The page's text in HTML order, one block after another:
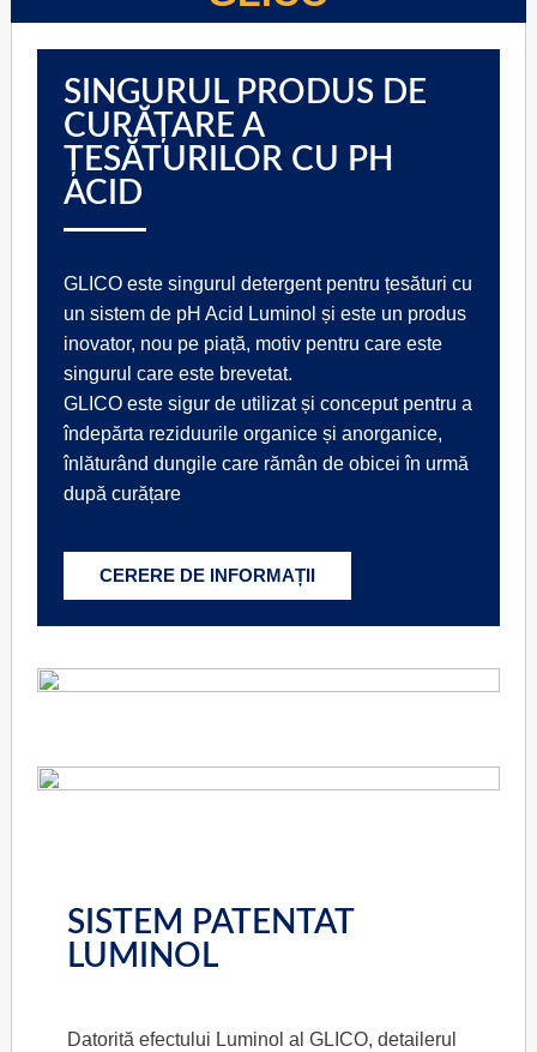
SINGURUL PRODUS DE
CURĂȚARE A
ȚESĂTURILOR CU PH
ACID
GLICO este singurul detergent pentru țesături cu
un sistem de pH Acid Luminol și este un produs
inovator, nou pe piață, motiv pentru care este
singurul care este brevetat.
GLICO este sigur de utilizat și conceput pentru a
îndepărta reziduurile organice și anorganice,
înlăturând dungile care rămân de obicei în urmă
după curățare
CERERE DE INFORMAȚII
SISTEM PATENTAT
LUMINOL
Datorită efectului Luminol al GLICO, detailerul